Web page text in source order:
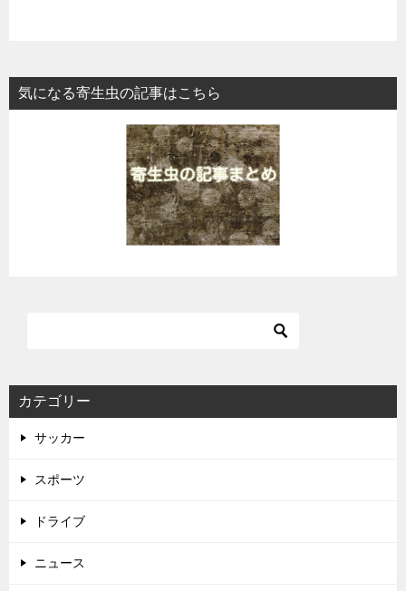
気になる寄生虫の記事はこちら
カテゴリー
サッカー
スポーツ
ドライブ
ニュース